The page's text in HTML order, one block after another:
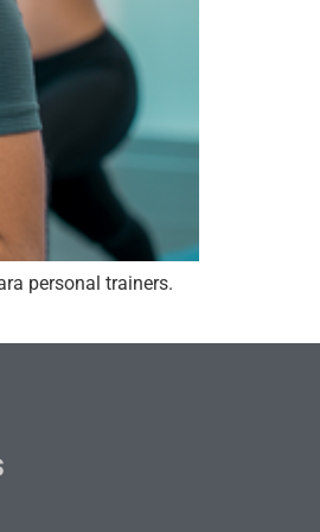
personal trainers.